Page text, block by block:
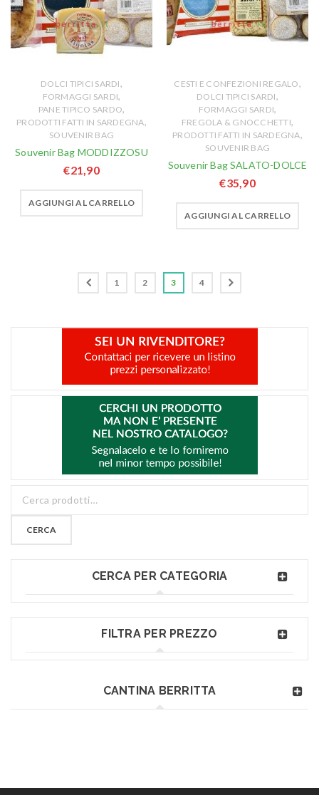
DOLCI TIPICI SARDI,
FORMAGGI SARDI,
PANE TIPICO SARDO,
PRODOTTI FATTI IN SARDEGNA,
SOUVENIR BAG
Souvenir Bag MODDIZZOSU
€21,90
AGGIUNGI AL CARRELLO
CESTI E CONFEZIONI REGALO,
DOLCI TIPICI SARDI,
FORMAGGI SARDI,
FREGOLA & GNOCCHETTI,
PRODOTTI FATTI IN SARDEGNA,
SOUVENIR BAG
Souvenir Bag SALATO-DOLCE
€35,90
AGGIUNGI AL CARRELLO
1 2 3 4
CERCA
CERCA PER CATEGORIA
FILTRA PER PREZZO
CANTINA BERRITTA